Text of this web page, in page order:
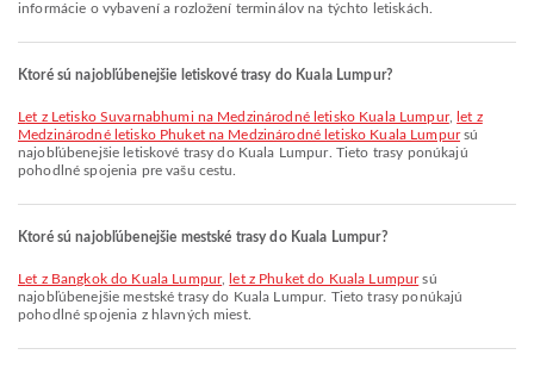
informácie o vybavení a rozložení terminálov na týchto letiskách.
Ktoré sú najobľúbenejšie letiskové trasy do Kuala Lumpur?
let z Letisko Suvarnabhumi na Medzinárodné letisko Kuala Lumpur,
let z
Medzinárodné letisko Phuket na Medzinárodné letisko Kuala Lumpursú
najobľúbenejšie letiskové trasy do Kuala Lumpur. Tieto trasy ponúkajú
pohodlné spojenia pre vašu cestu.
Ktoré sú najobľúbenejšie mestské trasy do Kuala Lumpur?
let z Bangkok do Kuala Lumpur, let z Phuket do Kuala Lumpursú
najobľúbenejšie mestské trasy do Kuala Lumpur. Tieto trasy ponúkajú
pohodlné spojenia z hlavných miest.